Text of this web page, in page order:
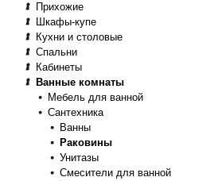
Прихожие
Шкафы-купе
Кухни и столовые
Спальни
Кабинеты
Ванные комнаты
Мебель для ванной
Сантехника
Ванны
Раковины
Унитазы
Смесители для ванной